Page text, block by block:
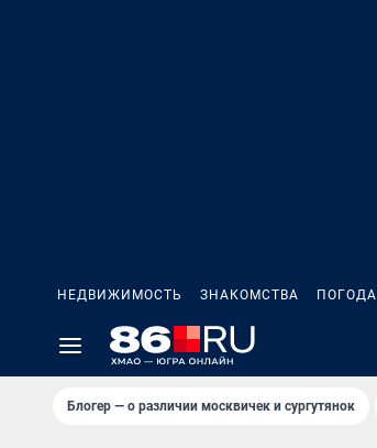
НЕДВИЖИМОСТЬ ЗНАКОМСТВА ПОГОДА
Блогер — о различии москвичек и сургутянок